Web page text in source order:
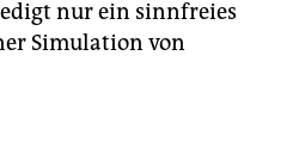
nur ein sinnfreies
Simulation von